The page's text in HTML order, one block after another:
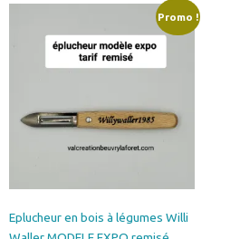
Promo !
Eplucheur en bois à légumes Willi